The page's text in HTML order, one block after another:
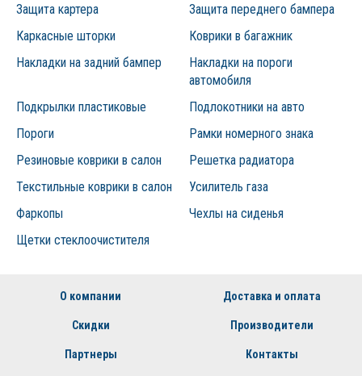
Защита картера
Защита переднего бампера
Каркасные шторки
Коврики в багажник
Накладки на задний бампер
Накладки на пороги
автомобиля
Подкрылки пластиковые
Подлокотники на авто
Пороги
Рамки номерного знака
Резиновые коврики в салон
Решетка радиатора
Текстильные коврики в салон
Усилитель газа
Фаркопы
Чехлы на сиденья
Щетки стеклоочистителя
О компании Доставка и оплата
Скидки Производители
Партнеры Контакты